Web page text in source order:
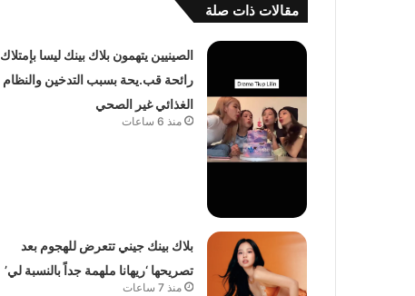
مقالات ذات صلة
الصينيين يتهمون بلاك بينك ليسا بإمتلاك
رائحة قب.يحة بسبب التدخين والنظام
الغذائي غير الصحي
منذ 6 ساعات
بلاك بينك جيني تتعرض للهجوم بعد
تصريحها ‘ريهانا ملهمة جداً بالنسبة لي’
منذ 7 ساعات